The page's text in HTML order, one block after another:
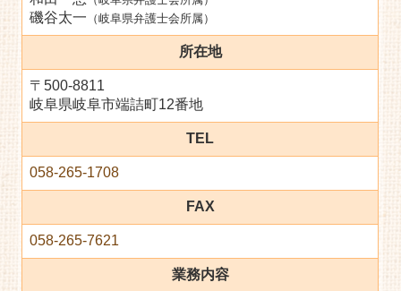
磯谷太一 （岐阜県弁護士会所属）
所在地
〒500-8811
岐阜県岐阜市端詰町12番地
TEL
058-265-1708
FAX
058-265-7621
業務内容